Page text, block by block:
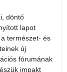
döntő
lapot
természet- és
új
fórumának
impakt